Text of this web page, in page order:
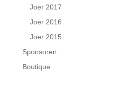
Joer 2017
Joer 2016
Joer 2015
Sponsoren
Boutique